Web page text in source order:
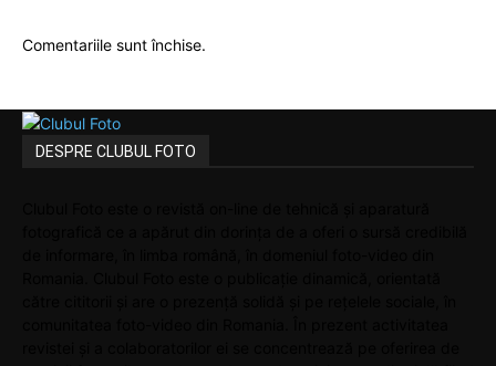
Comentariile sunt închise.
DESPRE CLUBUL FOTO